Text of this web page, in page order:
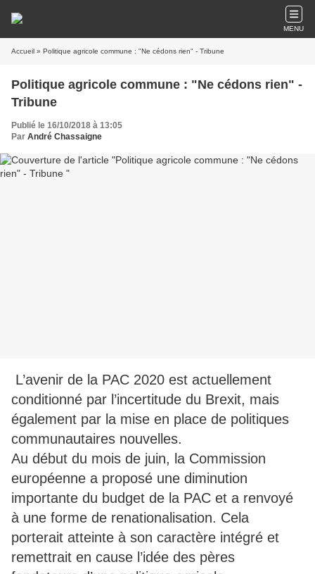
MENU
Accueil » Politique agricole commune : "Ne cédons rien" - Tribune
Politique agricole commune : "Ne cédons rien" -
Tribune
Publié le 16/10/2018 à 13:05
Par André Chassaigne
L’avenir de la PAC 2020 est actuellement
conditionné par l’incertitude du Brexit, mais
également par la mise en place de politiques
communautaires nouvelles.
Au début du mois de juin, la Commission
européenne a proposé une diminution
importante du budget de la PAC et a renvoyé
à une forme de renationalisation. Cela
porterait atteinte à son caractère intégré et
remettrait en cause l’idée des pères